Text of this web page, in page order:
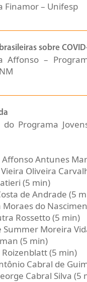
Finamor – Unifesp
sobre
Affonso –
Programa
Affonso Antunes
Oliveira
(5 min)
de Andrade (5
Moraes do
Rossetto (5 min)
Summer Moreira
(5 min)
(5 min)
Cabral de
Cabral Silva (5